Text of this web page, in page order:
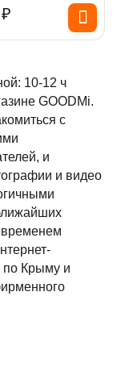
₽
10-12 ч
GOODMi.
с
и
и видео
временем
по Крыму и